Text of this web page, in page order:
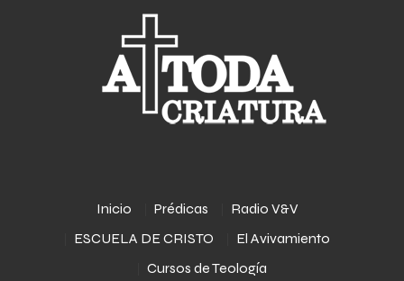
Inicio Prédicas
Radio V&V
ESCUELA DE CRISTO
El Avivamiento
Cursos de Teología